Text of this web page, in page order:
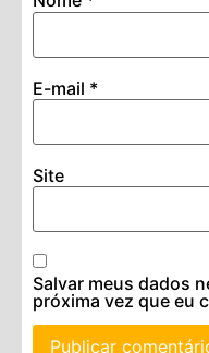
E-mail *
Site
Salvar meus dados
próxima vez que eu